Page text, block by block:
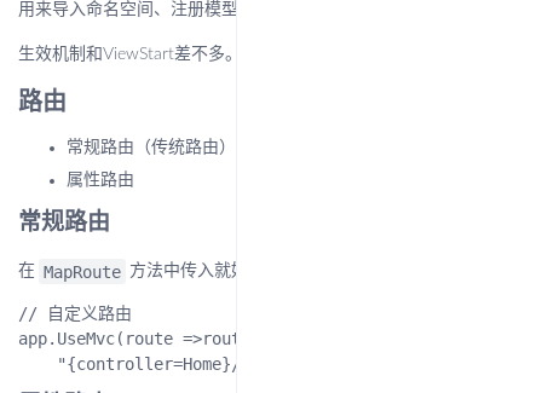
用来导入命名空间、注册模型等等n多种操作。
生效机制和ViewStart差不多。
路由
常规路由（传统路由）
属性路由
常规路由
在 MapRoute 方法中传入就好了。
// 自定义路由
app.UseMvc(route =>route.MapRoute("default",